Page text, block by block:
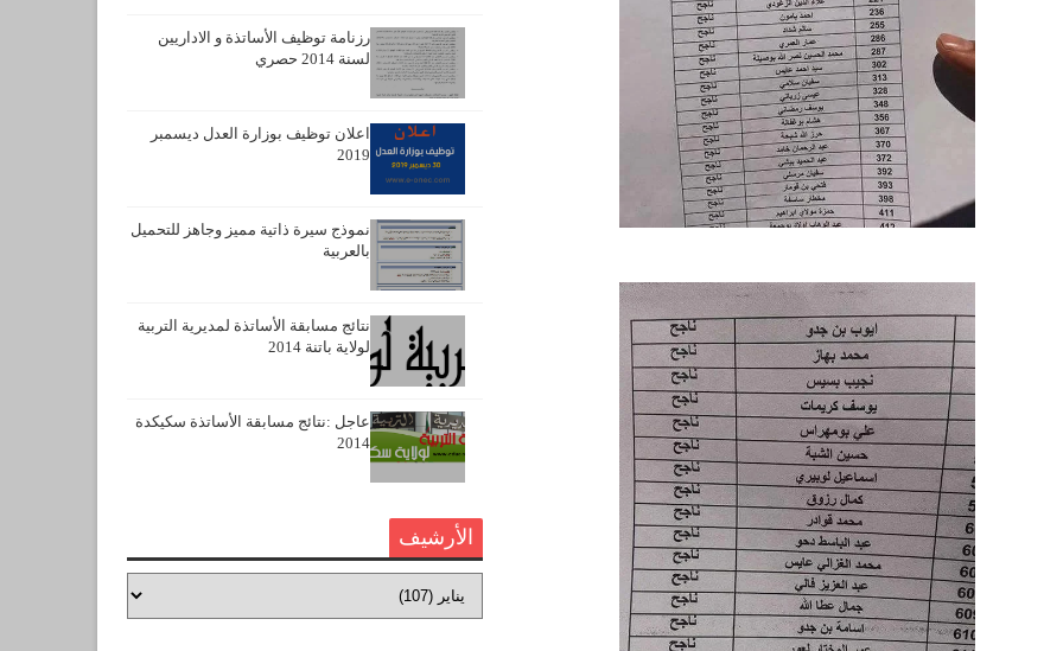
رزنامة توظيف الأساتذة و الاداريين
لسنة 2014 حصري
اعلان توظيف بوزارة العدل ديسمبر
2019
نموذج سيرة ذاتية مميز وجاهز للتحميل
بالعربية
نتائج مسابقة الأساتذة لمديرية التربية
لولاية باتنة 2014
عاجل :نتائج مسابقة الأساتذة سكيكدة
2014
الأرشيف